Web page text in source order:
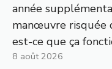
année
manœuvre risquée
est-ce que ça
8 août 2026